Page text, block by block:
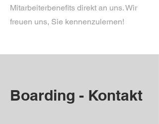
Mitarbeiterbenefits direkt an uns. Wir
freuen uns, Sie kennenzulernen!
Boarding - Kontakt